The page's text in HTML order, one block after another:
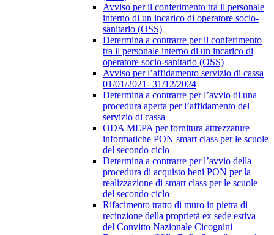
Avviso per il conferimento tra il personale
interno di un incarico di operatore socio-
sanitario (OSS)
Determina a contrarre per il conferimento
tra il personale interno di un incarico di
operatore socio-sanitario (OSS)
Avviso per l’affidamento servizio di cassa
01/01/2021- 31/12/2024
Determina a contrarre per l’avvio di una
procedura aperta per l’affidamento del
servizio di cassa
ODA MEPA per fornitura attrezzature
informatiche PON smart class per le scuole
del secondo ciclo
Determina a contrarre per l’avvio della
procedura di acquisto beni PON per la
realizzazione di smart class per le scuole
del secondo ciclo
Rifacimento tratto di muro in pietra di
recinzione della proprietà ex sede estiva
del Convitto Nazionale Cicognini